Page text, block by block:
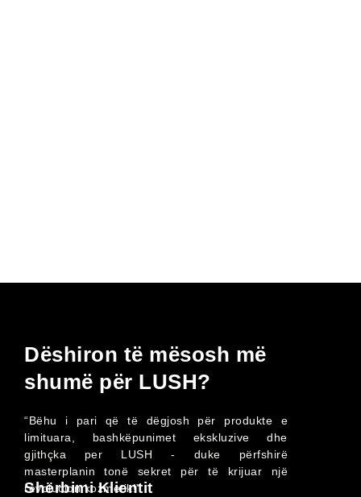
Dëshiron të mësosh më
shumë për LUSH?
“Bëhu i pari që të dëgjosh për produkte e
limituara, bashkëpunimet ekskluzive dhe
gjithçka per LUSH - duke përfshirë
masterplanin tonë sekret për të krijuar një
revolucion kozmetik!”
Shërbimi Klientit